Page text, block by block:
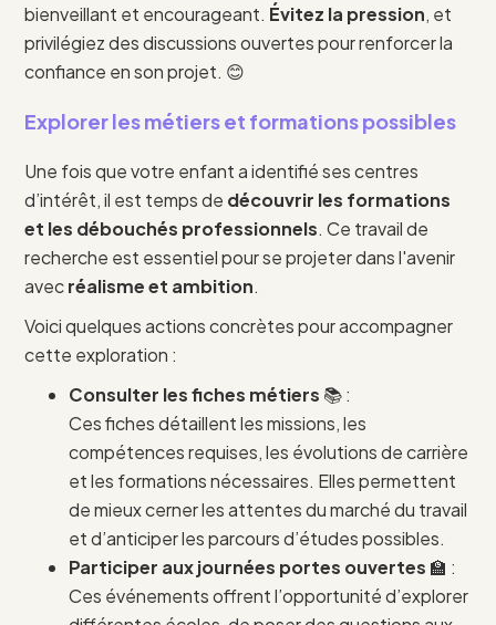
bienveillant et encourageant. Évitez la pression, et
privilégiez des discussions ouvertes pour renforcer la
confiance en son projet. 😊
Explorer les métiers et formations possibles
Une fois que votre enfant a identifié ses centres
d’intérêt, il est temps de découvrir les formations
et les débouchés professionnels. Ce travail de
recherche est essentiel pour se projeter dans l'avenir
avecréalisme et ambition.
Voici quelques actions concrètes pour accompagner
cette exploration :
Consulter les fiches métiers 📚 :
Ces fiches détaillent les missions, les
compétences requises, les évolutions de carrière
et les formations nécessaires. Elles permettent
de mieux cerner les attentes du marché du travail
et d’anticiper les parcours d’études possibles.
Participer aux journées portes ouvertes 🏫 :
Ces événements offrent l’opportunité d’explorer